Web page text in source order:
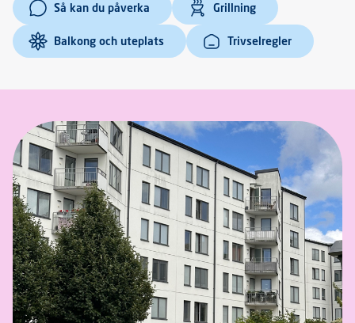
Så kan du påverka Grillning
Balkong och uteplats Trivselregler